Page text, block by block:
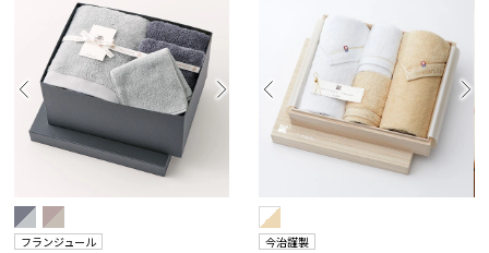
フランジュール 今治謹製